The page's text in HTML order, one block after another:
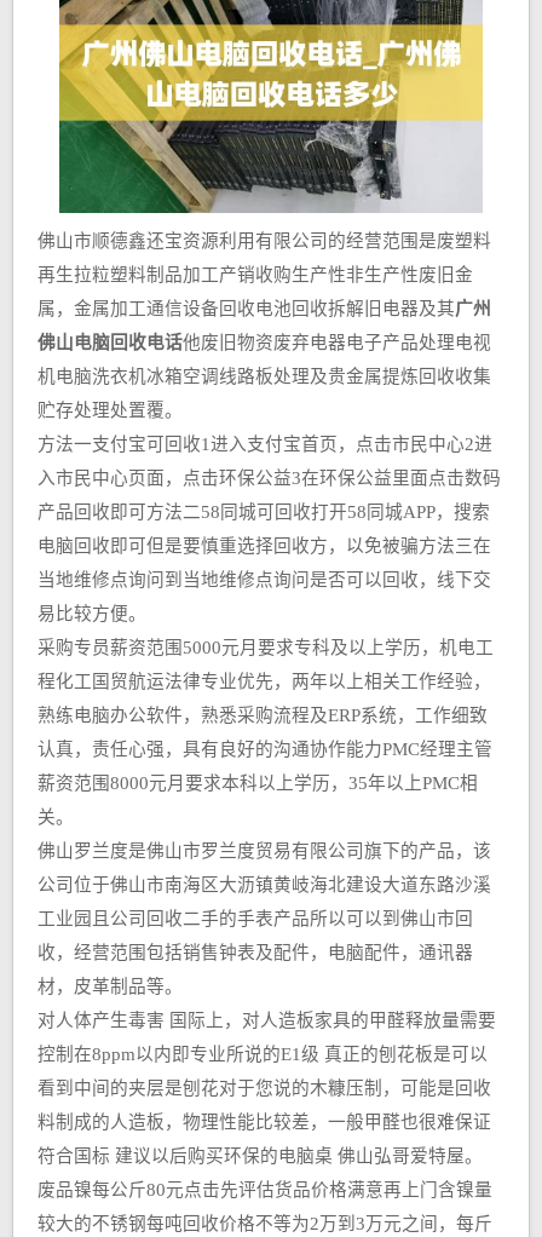
佛山市顺德鑫还宝资源利用有限公司的经营范围是废塑料
再生拉粒塑料制品加工产销收购生产性非生产性废旧金
属，金属加工通信设备回收电池回收拆解旧电器及其广州
佛山电脑回收电话他废旧物资废弃电器电子产品处理电视
机电脑洗衣机冰箱空调线路板处理及贵金属提炼回收收集
贮存处理处置覆。
方法一支付宝可回收1进入支付宝首页，点击市民中心2进
入市民中心页面，点击环保公益3在环保公益里面点击数码
产品回收即可方法二58同城可回收打开58同城APP，搜索
电脑回收即可但是要慎重选择回收方，以免被骗方法三在
当地维修点询问到当地维修点询问是否可以回收，线下交
易比较方便。
采购专员薪资范围5000元月要求专科及以上学历，机电工
程化工国贸航运法律专业优先，两年以上相关工作经验，
熟练电脑办公软件，熟悉采购流程及ERP系统，工作细致
认真，责任心强，具有良好的沟通协作能力PMC经理主管
薪资范围8000元月要求本科以上学历，35年以上PMC相
关。
佛山罗兰度是佛山市罗兰度贸易有限公司旗下的产品，该
公司位于佛山市南海区大沥镇黄岐海北建设大道东路沙溪
工业园且公司回收二手的手表产品所以可以到佛山市回
收，经营范围包括销售钟表及配件，电脑配件，通讯器
材，皮革制品等。
对人体产生毒害 国际上，对人造板家具的甲醛释放量需要
控制在8ppm以内即专业所说的E1级 真正的刨花板是可以
看到中间的夹层是刨花对于您说的木糠压制，可能是回收
料制成的人造板，物理性能比较差，一般甲醛也很难保证
符合国标 建议以后购买环保的电脑桌 佛山弘哥爱特屋。
废品镍每公斤80元点击先评估货品价格满意再上门含镍量
较大的不锈钢每吨回收价格不等为2万到3万元之间，每斤